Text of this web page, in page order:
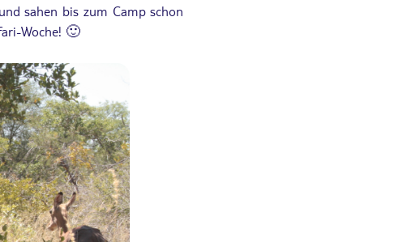
sahen bis zum Camp schon
Woche! 🙂